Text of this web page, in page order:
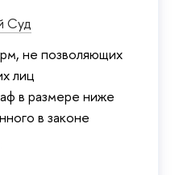
Суд
не позволяющих
лиц
в размере ниже
в законе